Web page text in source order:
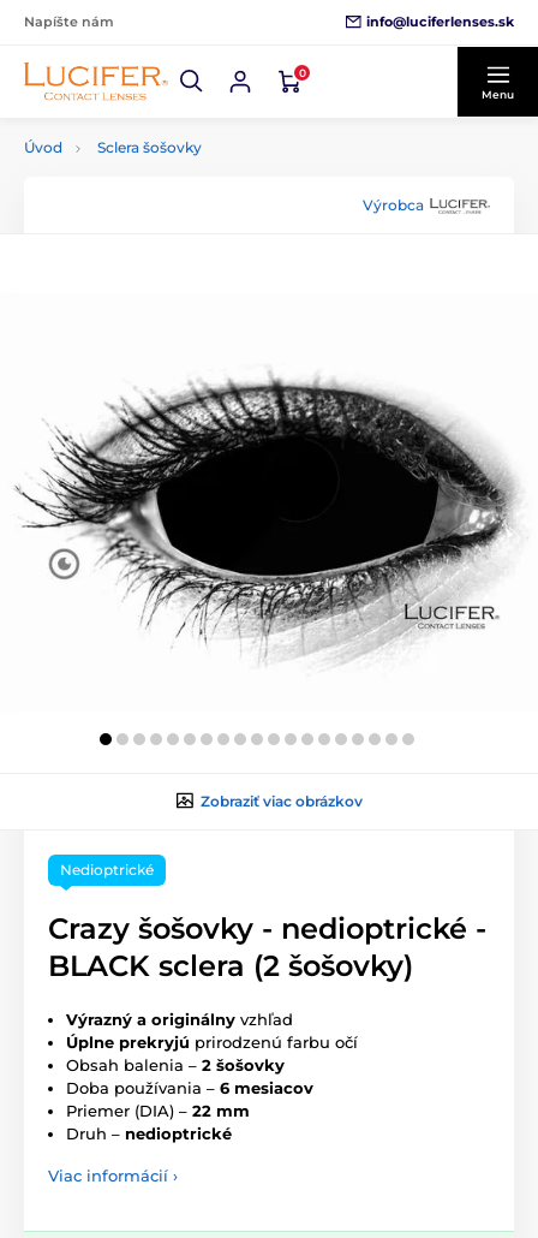
Napíšte nám info@luciferlenses.sk
0
Menu
Úvod Sclera šošovky
Výrobca
Zobraziť viac obrázkov
Nedioptrické
Crazy šošovky - nedioptrické -
BLACK sclera (2 šošovky)
Výrazný a originálny vzhľad
Úplne prekryjú prirodzenú farbu očí
Obsah balenia – 2 šošovky
Doba používania – 6 mesiacov
Priemer (DIA) – 22 mm
Druh – nedioptrické
Viac informácií ›